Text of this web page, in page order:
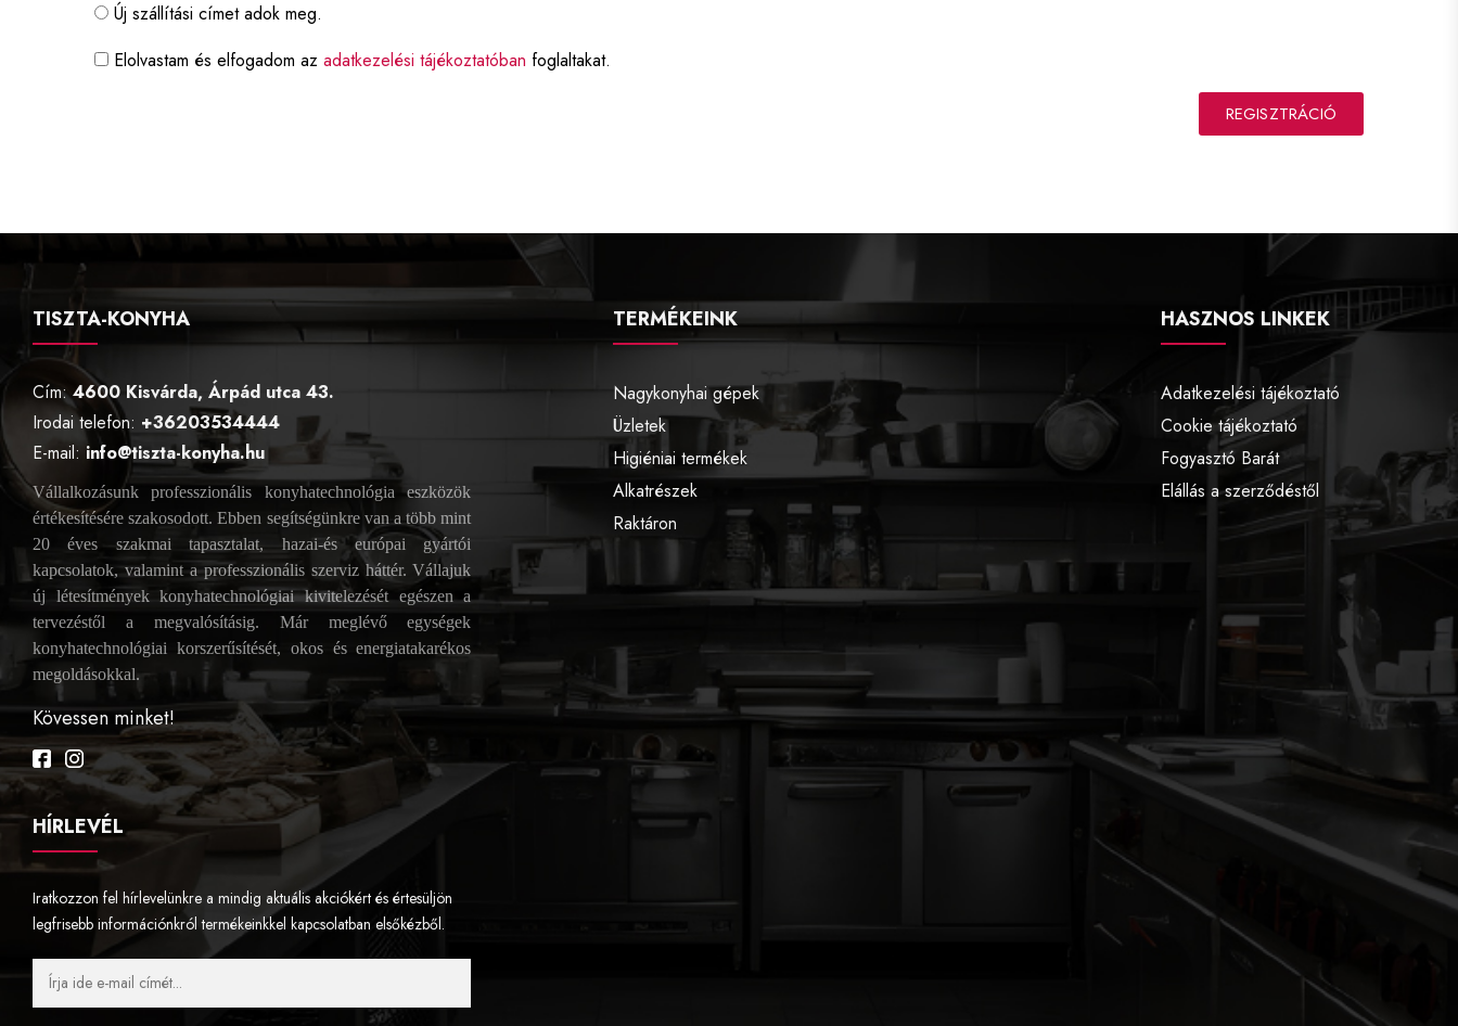
Új szállítási címet adok meg.
Elolvastam és elfogadom az adatkezelési tájékoztatóban foglaltakat.
REGISZTRÁCIÓ
TISZTA-KONYHA
Cím:4600 Kisvárda, Árpád utca 43.
Irodai telefon: +36203534444
E-mail: info@tiszta-konyha.hu
Vállalkozásunk professzionális konyhatechnológia eszközök
értékesítésére szakosodott. Ebben segítségünkre van a több mint
20 éves szakmai tapasztalat, hazai-és európai gyártói
kapcsolatok, valamint a professzionális szerviz háttér. Vállajuk
új létesítmények konyhatechnológiai kivitelezését egészen a
tervezéstől a megvalósításig. Már meglévő egységek
konyhatechnológiai korszerűsítését, okos és energiatakarékos
megoldásokkal.
Kövessen minket!
FacebookInstagram
TERMÉKEINK
Nagykonyhai gépek
Üzletek
Higiéniai termékek
Alkatrészek
Raktáron
HASZNOS LINKEK
Adatkezelési tájékoztató
Cookie tájékoztató
Fogyasztó Barát
Elállás a szerződéstől
HÍRLEVÉL
Iratkozzon fel hírlevelünkre a mindig aktuális akciókért és értesüljön
legfrisebb információnkról termékeinkkel kapcsolatban elsőkézből.